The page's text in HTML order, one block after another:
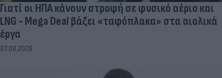
Γιατί οι ΗΠΑ κάνουν στροφή σε φυσικό αέριο και
LNG - Mega Deal βάζει «ταφόπλακα» στα αιολικά
έργα
07.08.2026